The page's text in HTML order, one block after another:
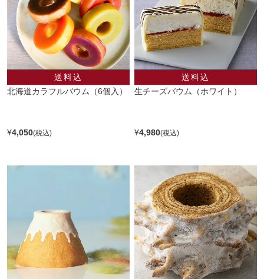
北海道カラフルバウム（6個入）
¥4,050
生チーズバウム（ホワイト）
¥4,980